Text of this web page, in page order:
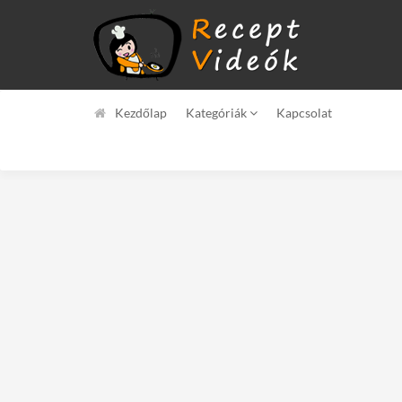
Kezdőlap Kategóriák Kapcsolat